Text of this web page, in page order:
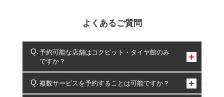
よくあるご質問
予約可能な店舗はコクピット・タイヤ館のみ
ですか？
コクピット・タイヤ館のみとなります。
複数サービスを予約することは可能ですか？